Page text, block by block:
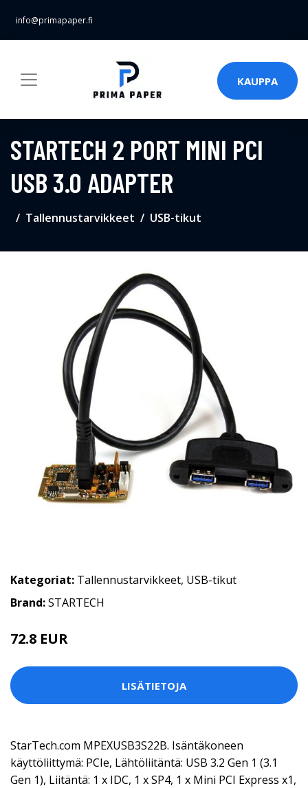
info@primapaper.fi
KAUPPA
STARTECH 2 PORT MINI PCI
USB 3.0 ADAPTER
Tallennustarvikkeet USB-tikut
Kategoriat: Tallennustarvikkeet, USB-tikut
Brand:STARTECH
72.8 EUR
LISÄTIETOJA
StarTech.com MPEXUSB3S22B. Isäntäkoneen
käyttöliittymä: PCIe, Lähtöliitäntä: USB 3.2 Gen 1 (3.1
Gen 1), Liitäntä: 1 x IDC, 1 x SP4, 1 x Mini PCI Express x1,